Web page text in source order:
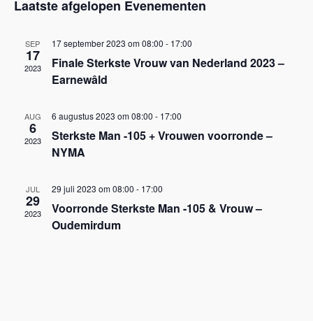
een
Laatste afgelopen Evenementen
SEP
17
2023
17 september 2023 om 08:00 - 17:00
Finale Sterkste Vrouw van Nederland 2023 –
Earnewâld
AUG
6
2023
6 augustus 2023 om 08:00 - 17:00
Sterkste Man -105 + Vrouwen voorronde –
NYMA
JUL
29
2023
29 juli 2023 om 08:00 - 17:00
Voorronde Sterkste Man -105 & Vrouw –
Oudemirdum